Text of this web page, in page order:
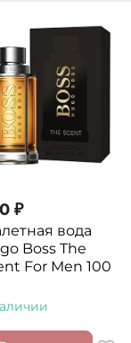
₽
вода
Boss The
For Men 100